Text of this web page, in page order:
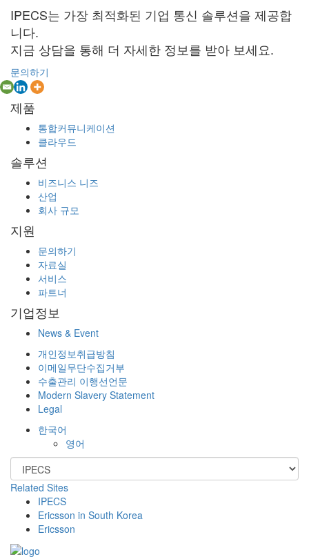
IPECS는 가장 최적화된 기업 통신 솔루션을 제공합
니다.
지금 상담을 통해 더 자세한 정보를 받아 보세요.
문의하기
제품
통합커뮤니케이션
클라우드
솔루션
비즈니스 니즈
산업
회사 규모
지원
문의하기
자료실
서비스
파트너
기업정보
News & Event
개인정보취급방침
이메일무단수집거부
수출관리 이행선언문
Modern Slavery Statement
Legal
한국어
영어
Related Sites
IPECS
Ericsson in South Korea
Ericsson